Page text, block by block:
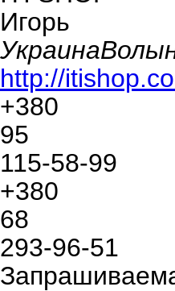
Игорь
Украина
http://
+380
95
115-58-99
+380
68
293-96-51